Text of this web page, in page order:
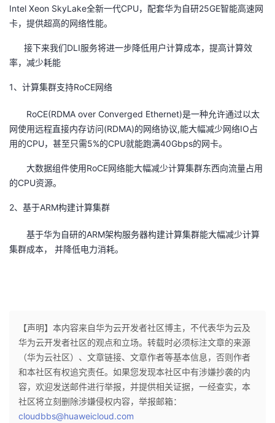
Intel Xeon SkyLake全新一代CPU，配套华为自研25GE智能高速网
卡，提供超高的网络性能。
接下来我们DLI服务将进一步降低用户计算成本，提高计算效
率，减少耗能
1、计算集群支持RoCE网络
RoCE(RDMA over Converged Ethernet)是一种允许通过以太
网使用远程直接内存访问(RDMA)的网络协议,能大幅减少网络IO占
用的CPU，甚至只需5%的CPU就能跑满40Gbps的网卡。
大数据组件使用RoCE网络能大幅减少计算集群东西向流量占用
的CPU资源。
2、基于ARM构建计算集群
基于华为自研的ARM架构服务器构建计算集群能大幅减少计算
集群成本， 并降低电力消耗。
【声明】本内容来自华为云开发者社区博主，不代表华为云及
华为云开发者社区的观点和立场。转载时必须标注文章的来源
（华为云社区）、文章链接、文章作者等基本信息，否则作者
和本社区有权追究责任。如果您发现本社区中有涉嫌抄袭的内
容，欢迎发送邮件进行举报，并提供相关证据，一经查实，本
社区将立刻删除涉嫌侵权内容，举报邮箱：
cloudbbs@huaweicloud.com